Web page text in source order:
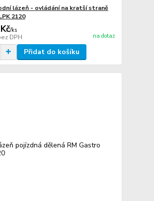
lázeň - ovládání na kratší straně
2120
/ks
DPH na dotaz
Přidat do košíku